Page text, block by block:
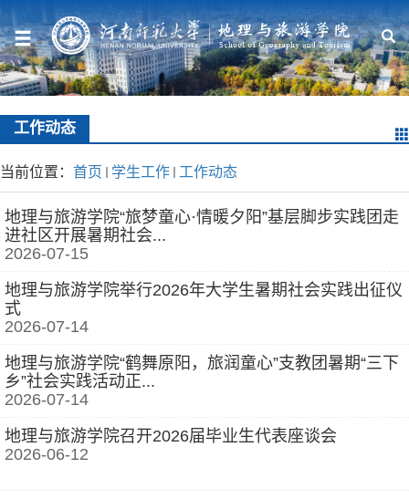
工作动态
当前位置： 首页 学生工作 工作动态
地理与旅游学院“旅梦童心·情暖夕阳”基层脚步实践团走
进社区开展暑期社会...
2026-07-15
地理与旅游学院举行2026年大学生暑期社会实践出征仪
式
2026-07-14
地理与旅游学院“鹤舞原阳，旅润童心”支教团暑期“三下
乡”社会实践活动正...
2026-07-14
地理与旅游学院召开2026届毕业生代表座谈会
2026-06-12